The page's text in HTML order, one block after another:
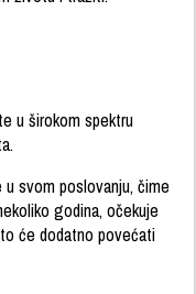
u širokom spektru
svom poslovanju, čime
godina, očekuje
će dodatno povećati